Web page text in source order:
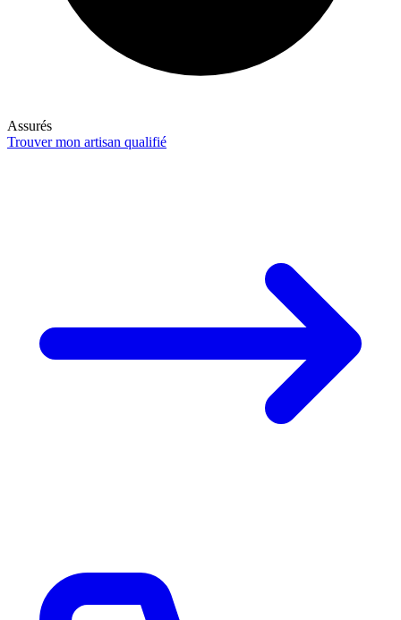
Assurés
Trouver mon artisan qualifié